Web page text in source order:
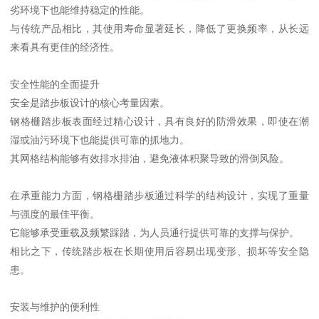
劣环境下也能维持稳定的性能。
与传统产品相比，其使用寿命显著延长，降低了更换频率，从长远
来看具有更佳的经济性。
安全性能的全面提升
安全是踏步板设计的核心考量因素。
钢格栅踏步板表面经过精心设计，具有良好的防滑效果，即使在潮
湿或油污环境下也能提供可靠的抓地力。
其网格结构能够有效排水排油，避免液体积聚导致的滑倒风险。
在承重能力方面，钢格栅踏步板通过科学的结构设计，实现了重量
与强度的最佳平衡。
它能够承受重载及频繁踩踏，为人员通行提供可靠的支撑与保护。
相比之下，传统踏步板在长期使用后容易出现变形、损坏等安全隐
患。
安装与维护的便利性